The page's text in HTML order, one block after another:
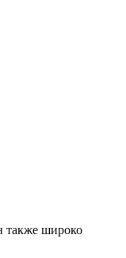
также широко